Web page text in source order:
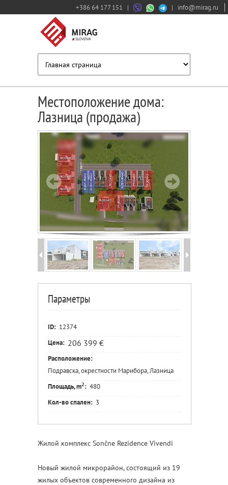
+386 64 177 151 | | info@mirag.ru
Местоположение дома:
Лазница (продажа)
Параметры
ID: 12374
Цена: 206 399 €
Расположение:
Подравска, окрестности Марибора, Лазница
Площадь, m2: 480
Кол-во спален: 3
Жилой комплекс Sončne Rezidence Vivendi
Новый жилой микрорайон, состоящий из 19
жилых объектов современного дизайна из